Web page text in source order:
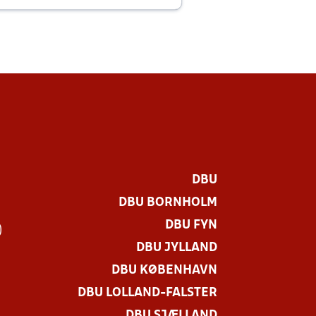
DBU
DBU BORNHOLM
DBU FYN
DBU JYLLAND
DBU KØBENHAVN
DBU LOLLAND-FALSTER